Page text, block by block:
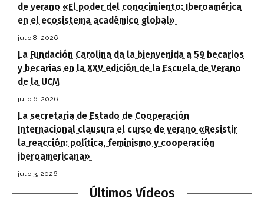
de verano «El poder del conocimiento: Iberoamérica
en el ecosistema académico global»
julio 8, 2026
La Fundación Carolina da la bienvenida a 59 becarios
y becarias en la XXV edición de la Escuela de Verano
de la UCM
julio 6, 2026
La secretaria de Estado de Cooperación
Internacional clausura el curso de verano «Resistir
la reacción: política, feminismo y cooperación
iberoamericana»
julio 3, 2026
Últimos Vídeos